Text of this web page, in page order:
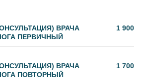
ВРАЧА
ПЕРВИЧНЫЙ
1 900
ВРАЧА
ПОВТОРНЫЙ
1 700